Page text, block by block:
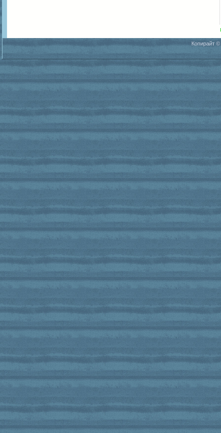
Копирайт